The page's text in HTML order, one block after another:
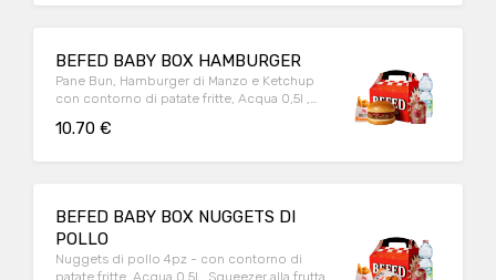
BEFED BABY BOX HAMBURGER
Pane Bun, Hamburger di Manzo e Ketchup
con contorno di patate fritte, Acqua 0,5l ,
10.70 €
BEFED BABY BOX NUGGETS DI
POLLO
Nuggets di pollo 4pz - con contorno di
patate fritte, Acqua 0,5l , Squeezer alla frutta